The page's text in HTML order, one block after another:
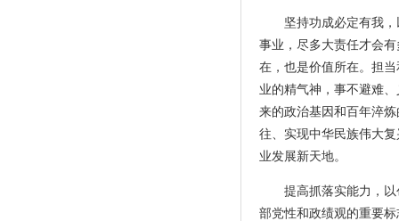
坚持功成必定有我
事业，尽多大责任才会
在，也是价值所在。担
业的精气神，事不避难
来的政治基因和百年淬
往、实现中华民族伟大
业发展新天地。
提高抓落实能力，
部党性和政绩观的重要标